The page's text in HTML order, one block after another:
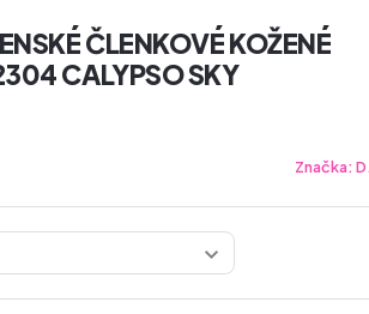
ČLENKOVÉ KOŽENÉ
CALYPSO SKY
Značka: